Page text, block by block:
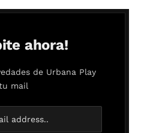
ahora!
de Urbana Play
mail